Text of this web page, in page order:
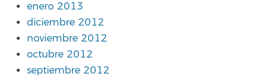
enero 2013
diciembre 2012
noviembre 2012
octubre 2012
septiembre 2012